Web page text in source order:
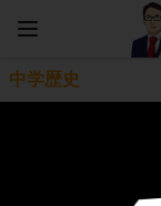
中学歴史